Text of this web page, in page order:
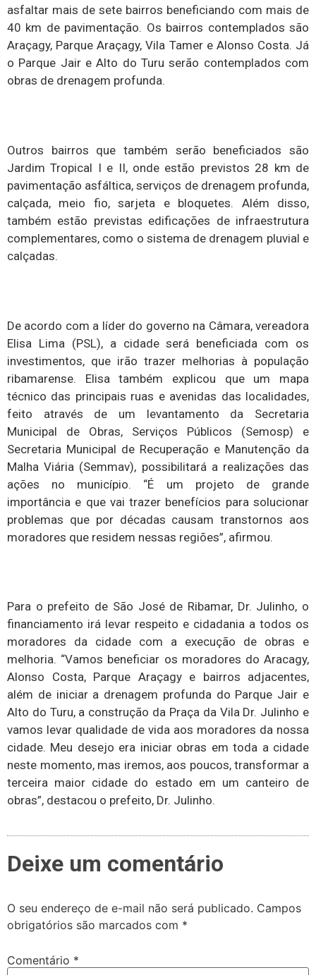
asfaltar mais de sete bairros beneficiando com mais de
40 km de pavimentação. Os bairros contemplados são
Araçagy, Parque Araçagy, Vila Tamer e Alonso Costa. Já
o Parque Jair e Alto do Turu serão contemplados com
obras de drenagem profunda.
Outros bairros que também serão beneficiados são
Jardim Tropical I e II, onde estão previstos 28 km de
pavimentação asfáltica, serviços de drenagem profunda,
calçada, meio fio, sarjeta e bloquetes. Além disso,
também estão previstas edificações de infraestrutura
complementares, como o sistema de drenagem pluvial e
calçadas.
De acordo com a líder do governo na Câmara, vereadora
Elisa Lima (PSL), a cidade será beneficiada com os
investimentos, que irão trazer melhorias à população
ribamarense. Elisa também explicou que um mapa
técnico das principais ruas e avenidas das localidades,
feito através de um levantamento da Secretaria
Municipal de Obras, Serviços Públicos (Semosp) e
Secretaria Municipal de Recuperação e Manutenção da
Malha Viária (Semmav), possibilitará a realizações das
ações no município. “É um projeto de grande
importância e que vai trazer benefícios para solucionar
problemas que por décadas causam transtornos aos
moradores que residem nessas regiões”, afirmou.
Para o prefeito de São José de Ribamar, Dr. Julinho, o
financiamento irá levar respeito e cidadania a todos os
moradores da cidade com a execução de obras e
melhoria. “Vamos beneficiar os moradores do Aracagy,
Alonso Costa, Parque Araçagy e bairros adjacentes,
além de iniciar a drenagem profunda do Parque Jair e
Alto do Turu, a construção da Praça da Vila Dr. Julinho e
vamos levar qualidade de vida aos moradores da nossa
cidade. Meu desejo era iniciar obras em toda a cidade
neste momento, mas iremos, aos poucos, transformar a
terceira maior cidade do estado em um canteiro de
obras”, destacou o prefeito, Dr. Julinho.
Deixe um comentário
O seu endereço de e-mail não será publicado. Campos
obrigatórios são marcados com *
Comentário *